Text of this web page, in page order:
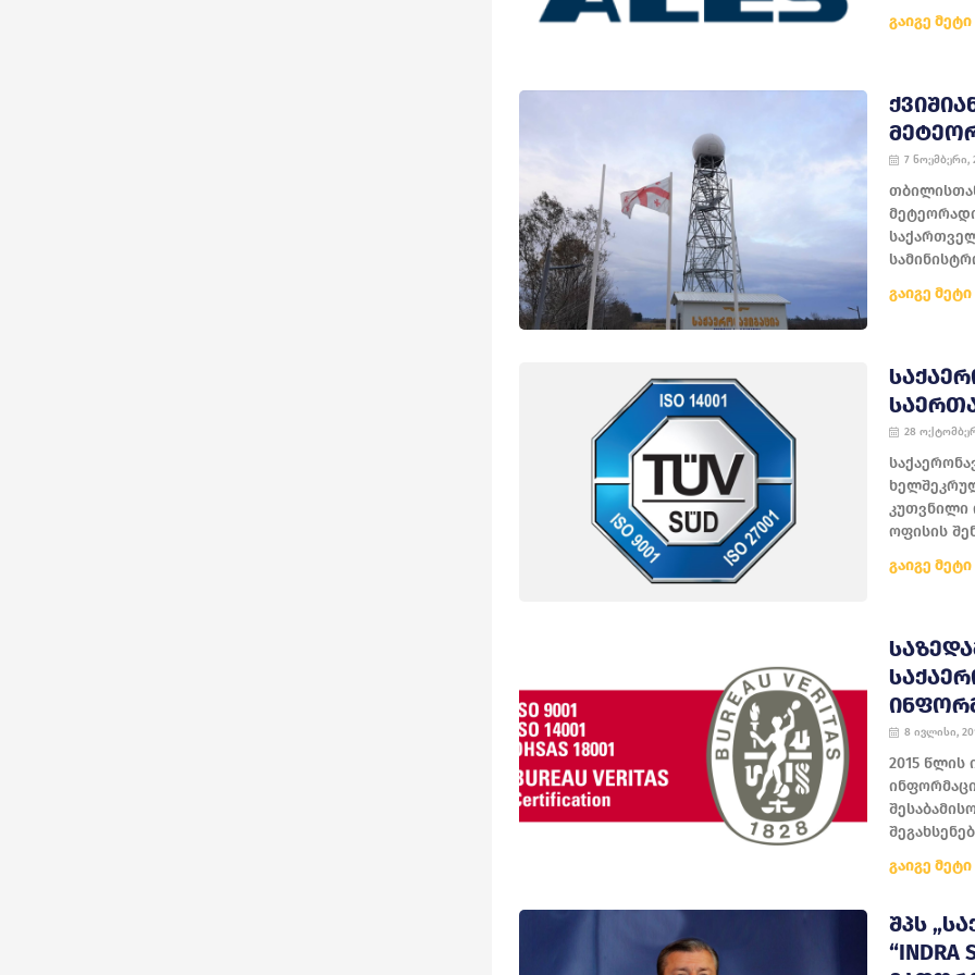
გაიგე მეტი
7 ნოემბერი,
გაიგე მეტი
28
კუთვნილი
ოფისის
გაიგე მეტი
8 ივლისი,
2015 წლის
გაიგე მეტი
ᲨᲞᲡ